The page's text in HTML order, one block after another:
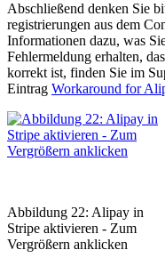
Abschließend denken Sie
registrierungen aus dem
Informationen dazu, was
Fehlermeldung erhalten,
korrekt ist, finden Sie im
Eintrag Workaround for
Abbildung 22: Alipay in
Stripe aktivieren - Zum
Vergrößern anklicken